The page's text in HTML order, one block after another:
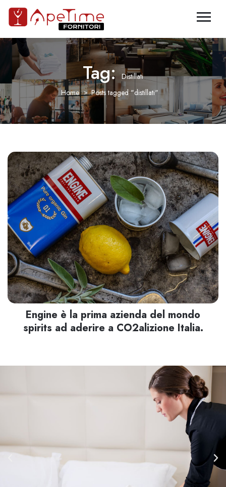
Tag:Distillati
Home
Posts tagged "distillati"
Engine è la prima azienda del mondo
spirits ad aderire a CO2alizione Italia.